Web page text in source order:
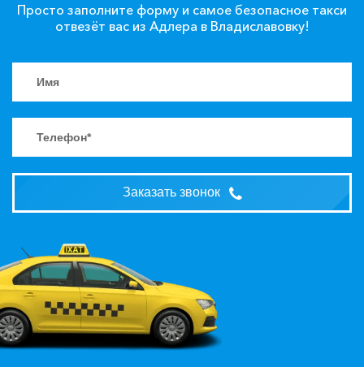
Просто заполните форму и самое безопасное такси
отвезёт вас из Адлера в Владиславовку!
Заказать звонок